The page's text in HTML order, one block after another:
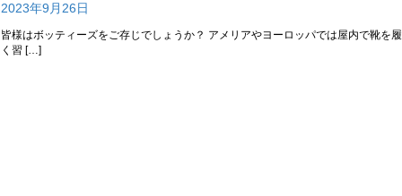
2023年9月26日
皆様はボッティーズをご存じでしょうか？ アメリアやヨーロッパでは屋内で靴を履
く習 […]